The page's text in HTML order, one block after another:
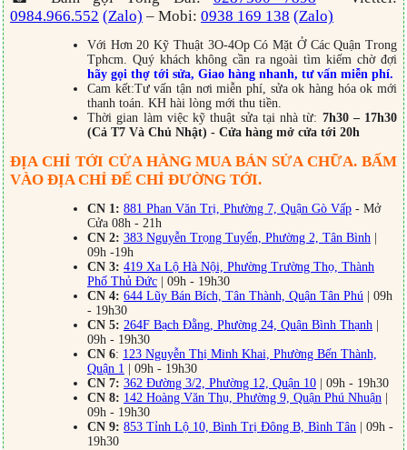
0984.966.552 (Zalo) – Mobi: 0938 169 138 (Zalo)
Với Hơn 20 Kỹ Thuật 3O-4Op Có Mặt Ở Các Quận Trong
Tphcm. Quý khách không cần ra ngoài tìm kiếm chờ đợi
hãy gọi thợ tới sửa, Giao hàng nhanh, tư vấn miễn phí.
Cam kết:Tư vấn tận nơi miễn phí, sửa ok hàng hóa ok mới
thanh toán. KH hài lòng mới thu tiền.
Thời gian làm việc kỹ thuật sửa tại nhà từ: 7h30 – 17h30
(Cả T7 Và Chủ Nhật) - Cửa hàng mở cửa tới 20h
ĐỊA CHỈ TỚI CỬA HÀNG MUA BÁN SỬA CHỮA. BẤM
VÀO ĐỊA CHỈ ĐỂ CHỈ ĐƯỜNG TỚI.
CN 1: 881 Phan Văn Trị, Phường 7, Quận Gò Vấp - Mở
Cửa 08h - 21h
CN 2: 383 Nguyễn Trọng Tuyển, Phường 2, Tân Bình
09h -19h
CN 3: 419 Xa Lộ Hà Nội, Phường Trường Thọ, Thành
Phố Thủ Đức | 09h - 19h30
CN 4: 644 Lũy Bán Bích, Tân Thành, Quận Tân Phú | 09h
- 19h30
CN 5: 264F Bạch Đằng, Phường 24, Quận Bình Thạnh
09h - 19h30
CN 6: 123 Nguyễn Thị Minh Khai, Phường Bến Thành,
Quận 1 | 09h - 19h30
CN 7: 362 Đường 3/2, Phường 12, Quận 10 | 09h - 19h30
CN 8: 142 Hoàng Văn Thụ, Phường 9, Quận Phú Nhuận
09h - 19h30
CN 9: 853 Tỉnh Lộ 10, Bình Trị Đông B, Bình Tân | 09h -
19h30